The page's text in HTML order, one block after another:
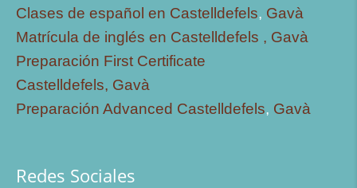
Clases de español en Castelldefels, Gavà
Matrícula de inglés en Castelldefels , Gavà
Preparación First Certificate
Castelldefels, Gavà
Preparación Advanced Castelldefels, Gavà
Redes Sociales